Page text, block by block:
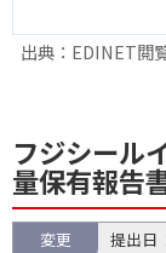
出典：EDINET閲
フジシール
量保有報告
変更